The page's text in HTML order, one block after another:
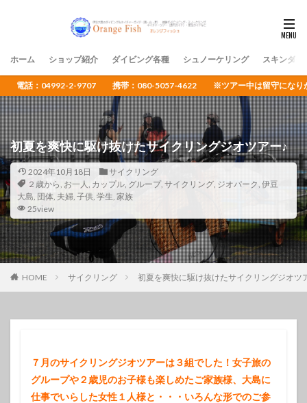
ホーム ショップ紹介 ダイビング各種 シュノーケリング スキンダイ
電話：04992-2-9707 携帯：080-5057-4622 ※ツアー中は留守になりがち
初夏を爽快に駆け抜けたサイクリングジオツアー♪
2024年10月18日
サイクリング
２歳から, お一人, カップル, グループ, サイクリング, ジオパーク, 伊豆
大島, 団体, 夫婦, 子供, 学生, 家族
25view
HOME サイクリング 初夏を爽快に駆け抜けたサイクリングジオツ
７月のサイクリングジオツアーは３組でした！女子旅の
グループや２歳児のお子様も楽しめたご家族様、大島に
仕事でいらした女性１人様と・・・いろんな形でのご参